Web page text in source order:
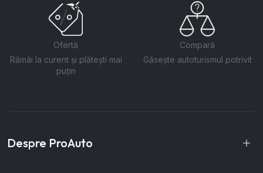
Ofertă
Rămâi la curent și plătești mai
puțin
Compară
Găsește autoturismul potrivit
Despre ProAuto